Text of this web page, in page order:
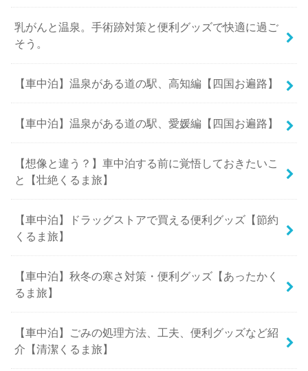
乳がんと温泉。手術跡対策と便利グッズで快適に過ご
そう。
【車中泊】温泉がある道の駅、高知編【四国お遍路】
【車中泊】温泉がある道の駅、愛媛編【四国お遍路】
【想像と違う？】車中泊する前に覚悟しておきたいこ
と【壮絶くるま旅】
【車中泊】ドラッグストアで買える便利グッズ【節約
くるま旅】
【車中泊】秋冬の寒さ対策・便利グッズ【あったかく
るま旅】
【車中泊】ごみの処理方法、工夫、便利グッズなど紹
介【清潔くるま旅】